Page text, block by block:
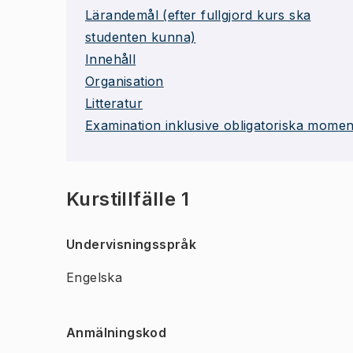
Lärandemål (efter fullgjord kurs ska
studenten kunna)
Innehåll
Organisation
Litteratur
Examination inklusive obligatoriska
Kurstillfälle 1
Undervisningsspråk
Engelska
Anmälningskod